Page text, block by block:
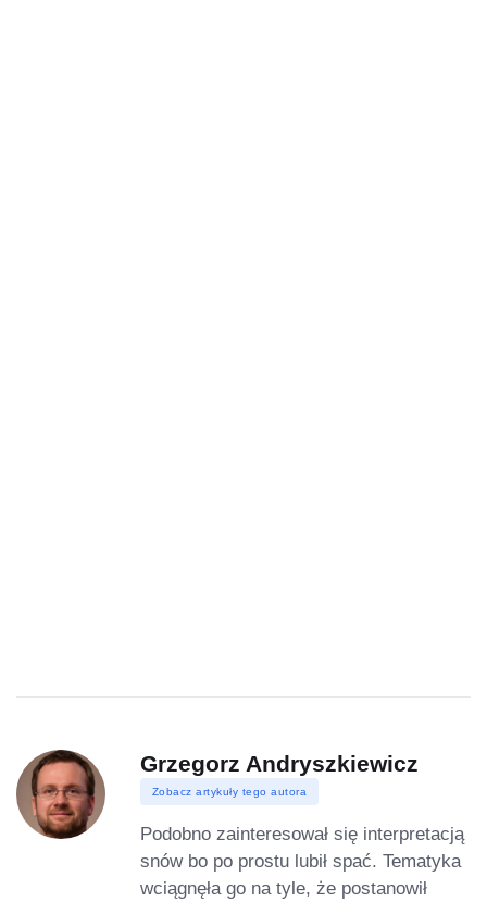
Grzegorz Andryszkiewicz
Zobacz artykuły tego autora
Podobno zainteresował się interpretacją
snów bo po prostu lubił spać. Tematyka
wciągnęła go na tyle, że postanowił